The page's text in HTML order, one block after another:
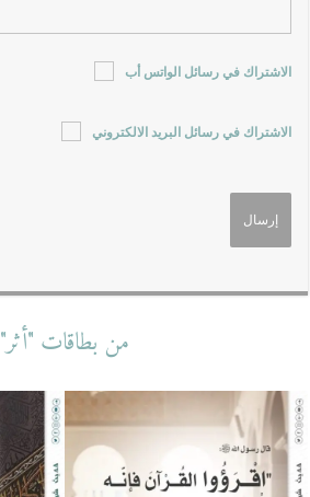
الاشتراك في رسائل الواتس أب
الاشتراك في رسائل البريد الالكتروني
من بطاقات "أثر"